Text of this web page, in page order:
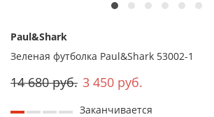
Paul&Shark
Зеленая футболка Paul&Shark 53002-1
14 680 руб. 3 450 руб.
Заканчивается